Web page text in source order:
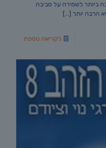
ביותר לשמירה על סביבה
הרבה יותר […]
לקריאה נוספת